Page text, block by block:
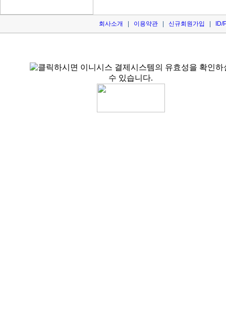
회사소개 이용약관 신규회원가입